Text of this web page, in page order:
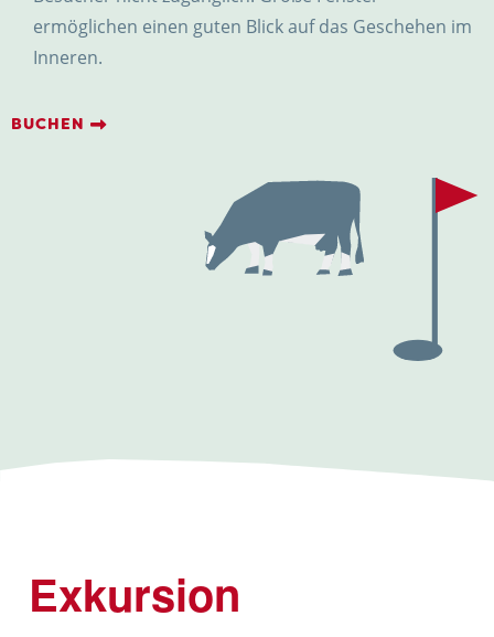
ermöglichen einen guten Blick auf das Geschehen im
Inneren.
BUCHEN
Exkursion